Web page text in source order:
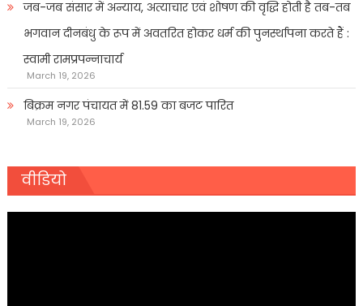
जब-जब संसार में अन्याय, अत्याचार एवं शोषण की वृद्धि होती है तब-तब
भगवान दीनबंधु के रूप में अवतरित होकर धर्म की पुनर्स्थापना करते हैं :
स्वामी रामप्रपन्नाचार्य
March 19, 2026
बिक्रम नगर पंचायत में 81.59 का बजट पारित
March 19, 2026
वीडियो